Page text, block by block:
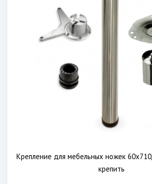
Крепление для мебельных ножек
крепить